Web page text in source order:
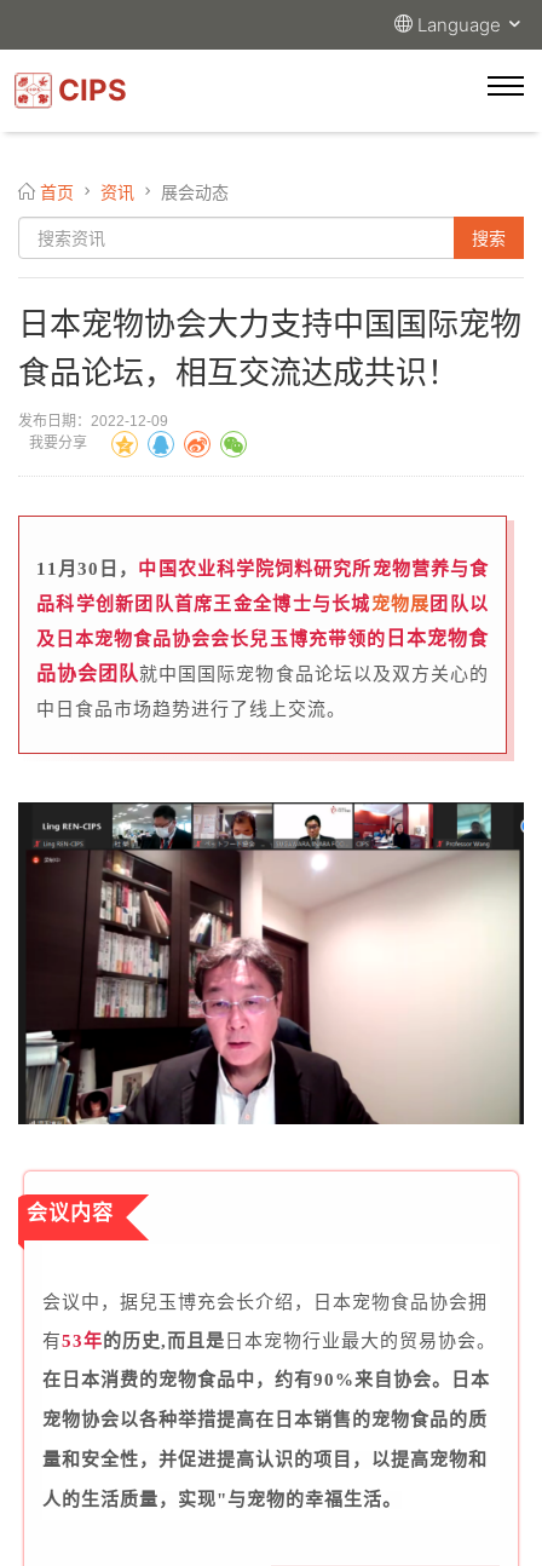
Language
CIPS
首页 资讯 展会动态
日本宠物协会大力支持中国国际宠物
食品论坛，相互交流达成共识！
发布日期：2022-12-09
我要分享
11月30日， 中国农业科学院饲料研究所宠物营养与食
品科学创新团队首席王金全博士与长城宠物展 团队以
及日本宠物食品协会会长兒玉博充带领的 日本宠物食
品协会团队就中国国际宠物食品论坛以及双方关心的
中日食品市场趋势进行了线上交流。
会议内容
会议中，据兒玉博充会长介绍，日本宠物食品协会拥
有53年的历史,而且是 日本宠物行业最大的贸易协会。
在日本消费的宠物食品中，约有90%来自协会。
日本
宠物协会以各种举措提高在日本销售的宠物食品的质
量和安全性，并促进提高认识的项目，以提高宠物和
人的生活质量，实现"与宠物的幸福生活。